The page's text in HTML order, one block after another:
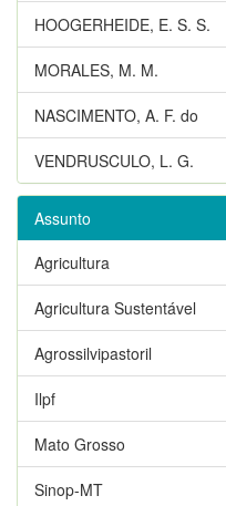
HOOGERHEIDE, E. S. S.
MORALES, M. M.
NASCIMENTO, A. F. do
VENDRUSCULO, L. G.
Assunto
Agricultura
Agricultura Sustentável
Agrossilvipastoril
Ilpf
Mato Grosso
Sinop-MT